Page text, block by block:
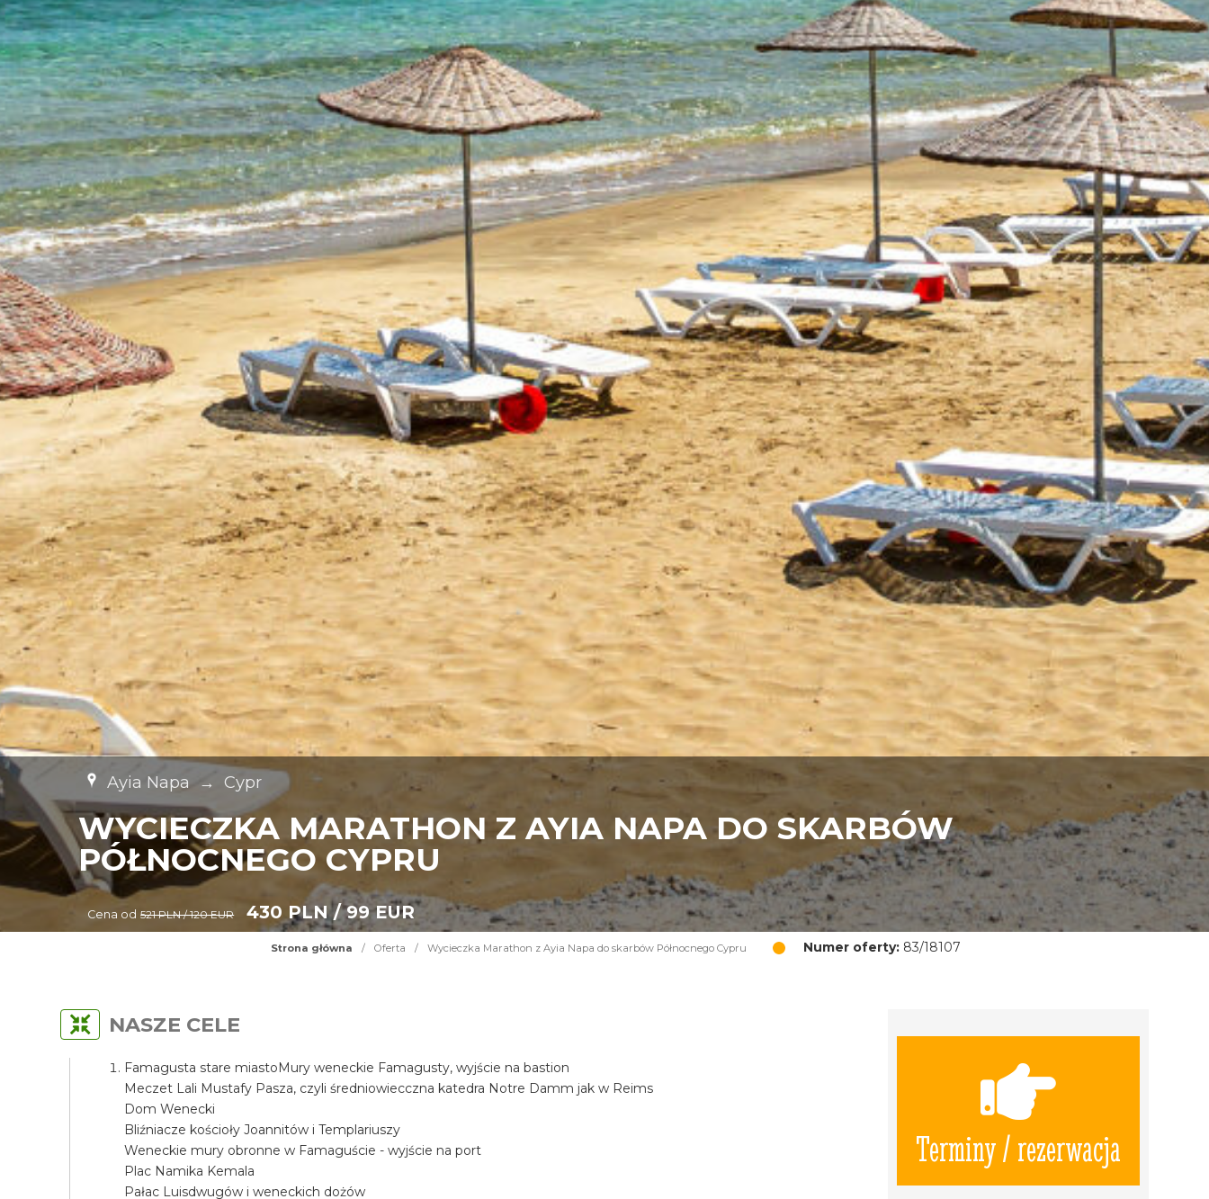
Ayia Napa → Cypr
WYCIECZKA MARATHON Z AYIA NAPA DO SKARBÓW
PÓŁNOCNEGO CYPRU
Cena od 521 PLN / 120 EUR 430 PLN / 99 EUR
Strona główna / Oferta / Wycieczka Marathon z Ayia Napa do skarbów Północnego Cypru Numer oferty: 83/18107
Terminy / rezerwacja
NASZE CELE
Famagusta stare miastoMury weneckie Famagusty, wyjście na bastion
Meczet Lali Mustafy Pasza, czyli średniowiecczna katedra Notre Damm jak w Reims
Dom Wenecki
Bliźniacze kościoły Joannitów i Templariuszy
Weneckie mury obronne w Famaguście - wyjście na port
Plac Namika Kemala
Pałac Luisdwugów i weneckich dożów